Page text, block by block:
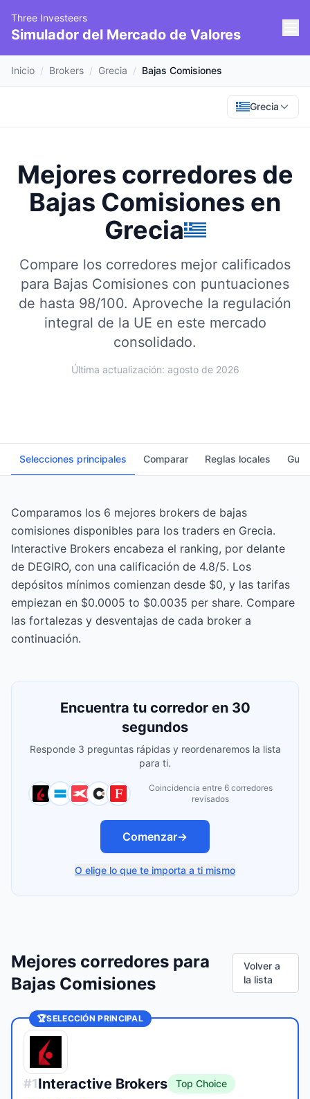
Three Investeers
Simulador del Mercado de Valores
Inicio / Brokers / Grecia / Bajas Comisiones
Grecia
Mejores corredores de
Bajas Comisiones en
Grecia
Compare los corredores mejor calificados
para Bajas Comisiones con puntuaciones
de hasta 98/100. Aproveche la regulación
integral de la UE en este mercado
consolidado.
Última actualización: agosto de 2026
Selecciones principales Comparar Reglas locales Guía
Comparamos los 6 mejores brokers de bajas
comisiones disponibles para los traders en Grecia.
Interactive Brokers encabeza el ranking, por delante
de DEGIRO, con una calificación de 4.8/5. Los
depósitos mínimos comienzan desde $0, y las tarifas
empiezan en $0.0005 to $0.0035 per share. Compare
las fortalezas y desventajas de cada broker a
continuación.
Encuentra tu corredor en 30
segundos
Responde 3 preguntas rápidas y reordenaremos la lista
para ti.
Coincidencia entre 6 corredores
revisados
Comenzar→
O elige lo que te importa a ti mismo
Mejores corredores para
Bajas Comisiones
Volver a
la lista
🏆SELECCIÓN PRINCIPAL
#1Interactive Brokers
Top Choice